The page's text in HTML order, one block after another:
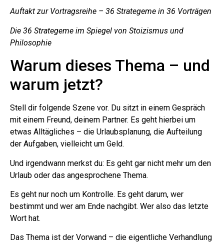
Auftakt zur Vortragsreihe – 36 Strategeme in 36 Vorträgen
Die 36 Strategeme im Spiegel von Stoizismus und
Philosophie
Warum dieses Thema – und
warum jetzt?
Stell dir folgende Szene vor. Du sitzt in einem Gespräch
mit einem Freund, deinem Partner. Es geht hierbei um
etwas Alltägliches – die Urlaubsplanung, die Aufteilung
der Aufgaben, vielleicht um Geld.
Und irgendwann merkst du: Es geht gar nicht mehr um den
Urlaub oder das angesprochene Thema.
Es geht nur noch um Kontrolle. Es geht darum, wer
bestimmt und wer am Ende nachgibt. Wer also das letzte
Wort hat.
Das Thema ist der Vorwand – die eigentliche Verhandlung